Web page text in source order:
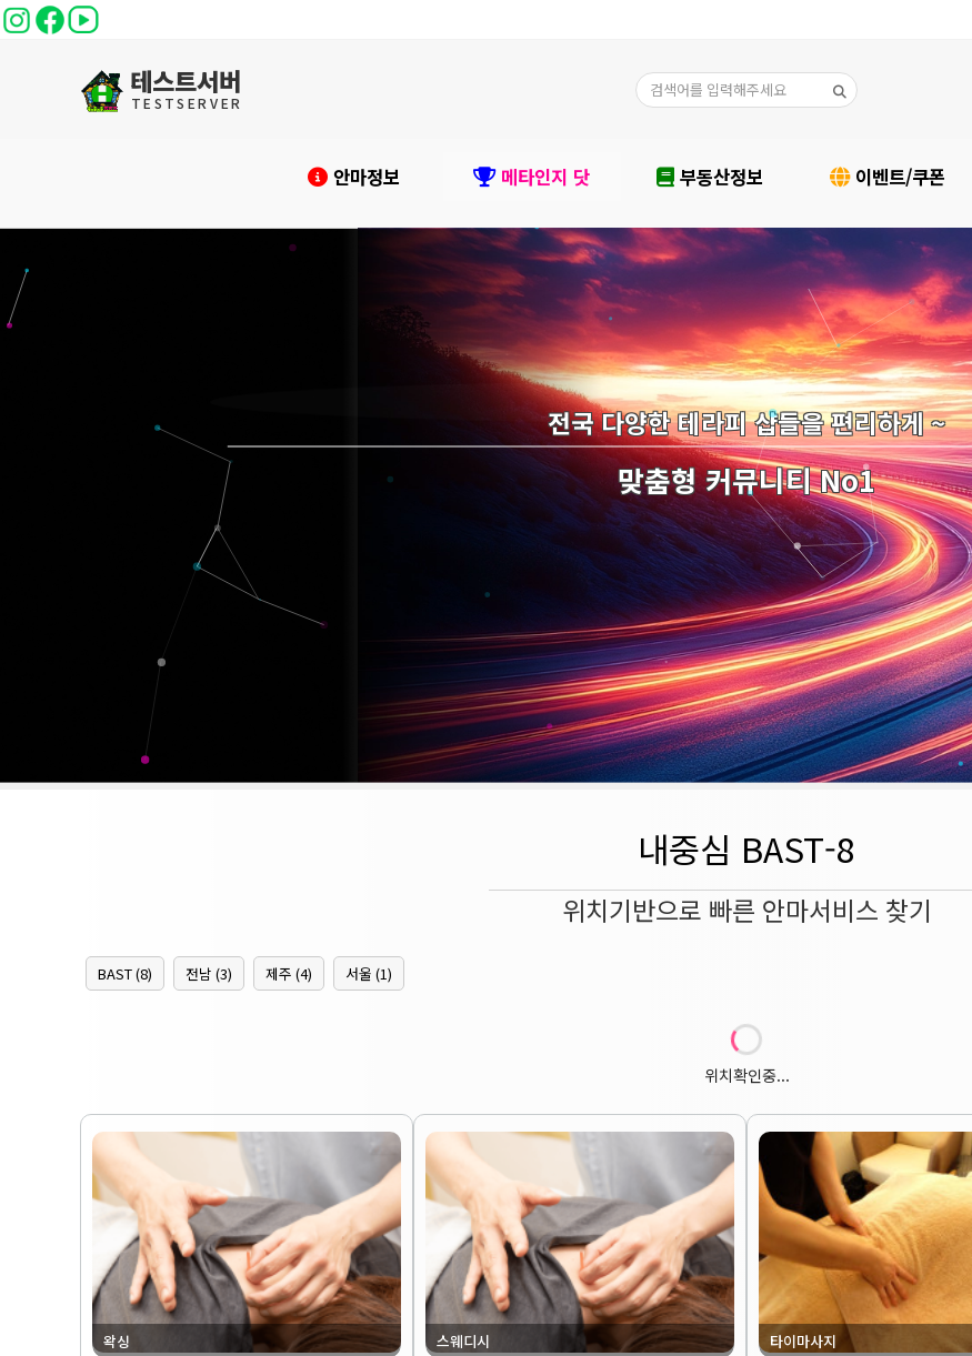
테스트서버
TE S TS ER V ER
안마정보 메타인지 닷 부동산정보 이벤트/쿠폰
전국 다양한 테라피 샵들을 편리하게 ~
맞춤형 커뮤니티 No1
내중심 BAST-8
위치기반으로 빠른 안마서비스 찾기
BAST (8) 전남 (3) 제주 (4) 서울 (1)
위치확인중...
왁싱 스웨디시 타이마사지